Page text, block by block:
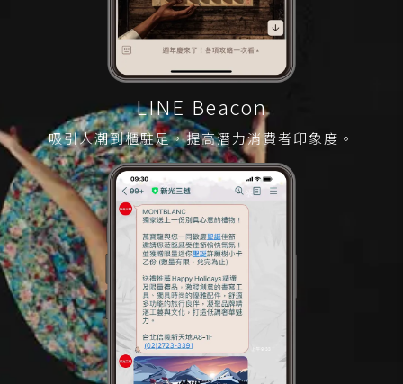
LINE Beacon
吸引人潮到櫃駐足，提高潛力消費者印象度。